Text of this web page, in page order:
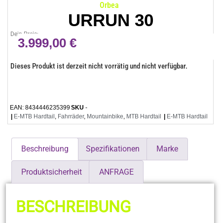
Orbea
URRUN 30
Dein Preis:
3.999,00 €
Dieses Produkt ist derzeit nicht vorrätig und nicht verfügbar.
EAN: 8434446235399SKU -
| E-MTB Hardtail Fahrräder, Mountainbike MTB Hardtail | E-MTB Hardtail
Beschreibung Spezifikationen Marke
Produktsicherheit ANFRAGE
BESCHREIBUNG